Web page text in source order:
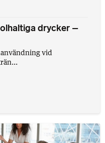
drycker –
vid